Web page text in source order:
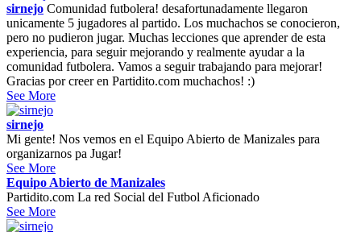
sirnejo Comunidad futbolera! desafortunadamente llegaron
unicamente 5 jugadores al partido. Los muchachos se conocieron,
pero no pudieron jugar. Muchas lecciones que aprender de esta
experiencia, para seguir mejorando y realmente ayudar a la
comunidad futbolera. Vamos a seguir trabajando para mejorar!
Gracias por creer en Partidito.com muchachos! :)
See More
sirnejo
Mi gente! Nos vemos en el Equipo Abierto de Manizales para
organizarnos pa Jugar!
See More
Equipo Abierto de Manizales
Partidito.com La red Social del Futbol Aficionado
See More